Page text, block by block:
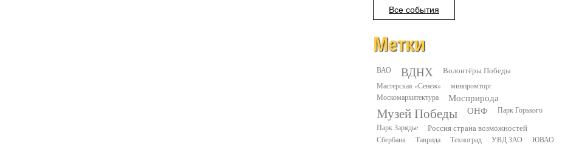
Все события
Метки
ВАО ВДНХ Волонтёры Победы
Мастерская «Сенеж»
минпромторг
Москомархитектура
Мосприрода
Музей Победы ОНФ
Парк Горького
Парк Зарядье
Россия страна возможностей
Сбербанк Таврида Техноград УВД ЗАО ЮВАО